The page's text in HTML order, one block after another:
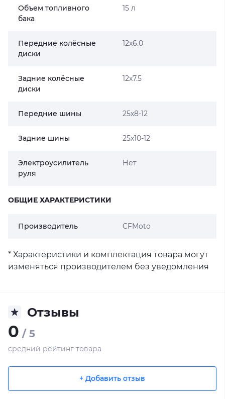
Объем топливного
бака
15 л
Передние колёсные
диски
12х6.0
Задние колёсные
диски
12х7.5
Передние шины 25х8-12
Задние шины 25х10-12
Электроусилитель
руля
Нет
ОБЩИЕ ХАРАКТЕРИСТИКИ
Производитель CFMoto
* Характеристики и комплектация товара могут
изменяться производителем без уведомления
Отзывы
0 / 5
средний рейтинг товара
+ Добавить отзыв